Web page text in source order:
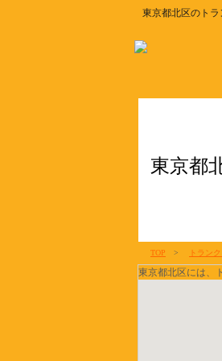
東京都
東京都北区のト
TOP > トラン
東京都北区には、